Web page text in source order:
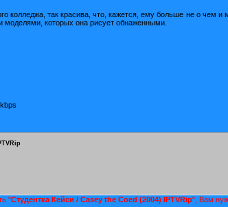
колледжа, так красива, что, кажется, ему больше не о чем
моделями, которых она рисует обнаженными.
"Студентка Кейси / Casey the Coed (2004) IPTVRip", Вам